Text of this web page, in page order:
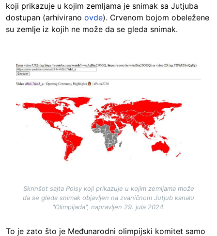
koji prikazuje u kojim zemljama je snimak sa Jutjuba
dostupan (arhivirano ovde). Crvenom bojom obeležene
su zemlje iz kojih ne može da se gleda snimak.
Image
Skrinšot sajta Polsy koji prikazuje u kojim zemljama može
da se gleda snimak objavljen na zvaničnom Jutjub kanalu
"Olimpijada", napravljen 29. jula 2024.
To je zato što je Međunarodni olimpijski komitet samo